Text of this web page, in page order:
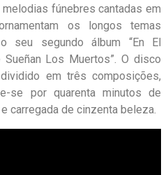
fúnebres cantadas em
os longos temas
seu segundo álbum “En El
Sueñan Los Muertos”. O disco
em três composições,
se por quarenta minutos de
carregada de cinzenta beleza.